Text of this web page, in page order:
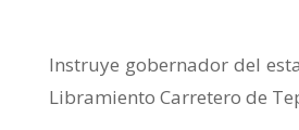
Instruye gobernador del
Libramiento Carretero de